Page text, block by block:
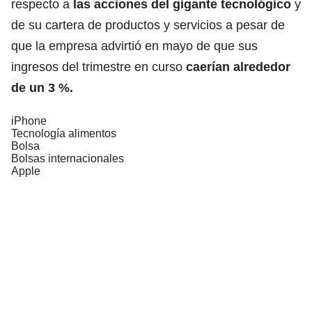
respecto a las acciones del gigante tecnológico y
de su cartera de productos y servicios a pesar de
que la empresa advirtió en mayo de que sus
ingresos del trimestre en curso caerían alrededor
de un 3 %.
iPhone
Tecnología alimentos
Bolsa
Bolsas internacionales
Apple